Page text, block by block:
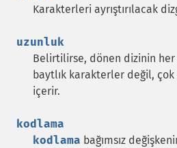
Karakterleri ayrıştırılacak
uzunluk
Belirtilirse, dönen dizinin her
baytlık karakterler değil,
içerir.
kodlama
kodlama bağımsız